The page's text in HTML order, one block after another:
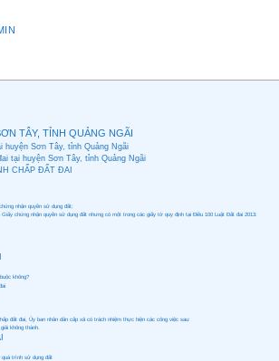
TÂY, TỈNH QUẢNG NGÃI
huyện Sơn Tây, tỉnh Quảng Ngãi
tại huyện Sơn Tây, tỉnh Quảng Ngãi
CHẤP ĐẤT ĐAI
nhận quyền sử dụng đất;
chứng nhận quyền sử dụng đất nhưng có một trong các giấy tờ quy định tại Điều 100 Luật Đất đai 2013:
không?
đất đai, Ủy ban nhân dân cấp xã có trách nhiệm thực hiện các công việc sau:
không thành.
quá trình sử dụng đất